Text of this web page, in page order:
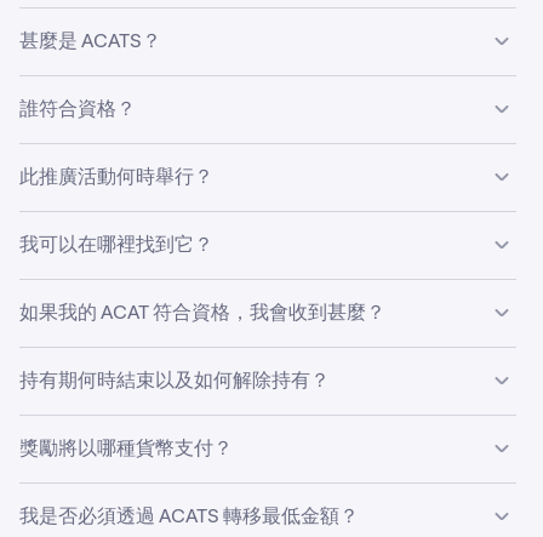
此為合資格美國用戶提供的限時獎勵，透過 ACATS 將股
票/ETFs 合資格轉移至 Kraken Securities 可獲得高達 2%
獎勵。Kraken+ 訂閱者可獲得 2% 獎勵。非 Kraken+ 用戶
將獲得 1% 獎勵。
甚麼是 ACATS？
ACATS 代表自動客戶帳戶轉移服務。這是一個電子系統，
可自動化並標準化客戶帳戶（主要是其股票或 ETF 持有量）
從一家經紀商快速轉移到另一家經紀商的過程。
誰符合資格？
僅限美國居民，不包括紐約州和緬因州。用戶必須經過全面
驗證並獲准交易股票。用戶必須已開立並獲批 Kraken
Securities 帳戶 並符合資格要求。
此推廣活動何時舉行？
推廣期由 2026年2月12日開始，至 2026年3月31日結
束。轉移請求必須在推廣期內發起方可符合資格。
我可以在哪裡找到它？
在 Kraken 流動應用程式中：
1 開啟 Kraken 應用程式。
2 點擊左上角的個人資料圖片。
3 選擇股票轉移。
如果我的 ACAT 符合資格，我會收到甚麼？
在推廣期內，您透過 ACATS 轉移至 Kraken Securities 的股
票和 ETF 價值，可獲得最高 2% 的 USDG 獎金（Kraken+
用戶為 2%，非 Kraken+ 用戶為 1%）。轉移資產的價值在
合資格的 ACAT 轉移成功完成時確定，並扣除推廣期內的任
交易，但在解除凍結前不可提款）。
持有期何時結束以及如何解除持有？
在 2026年4月1日開始的一年持有期結束時，只要客戶’轉
入合資格股票的總淨轉移額保持等於或大於計算獎金的初始
價值，該獎金將符合提款資格。獲得 2% 獎金的 Kraken+
訂閱者必須在持有期內保持訂閱，方可解除凍結。
獎勵將以哪種貨幣支付？
全球美元 (USDG)。
我是否必須透過 ACATS 轉移最低金額？